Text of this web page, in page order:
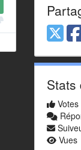
Stats
Votes
Vues